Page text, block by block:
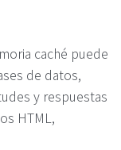
caché puede
de datos,
y respuestas
HTML,